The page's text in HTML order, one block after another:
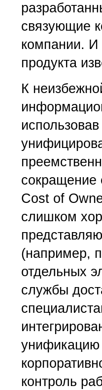
связующие
компании. И
продукта
К
сокращение
Cost of
слишком
(например,
отдельных
службы
унификацию
контроль